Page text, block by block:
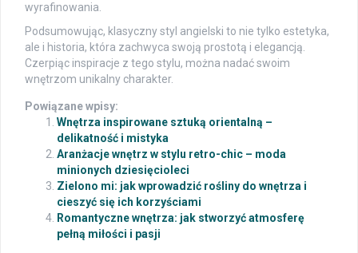
wyrafinowania.
Podsumowując, klasyczny styl angielski to nie tylko estetyka,
ale i historia, która zachwyca swoją prostotą i elegancją.
Czerpiąc inspiracje z tego stylu, można nadać swoim
wnętrzom unikalny charakter.
Powiązane wpisy:
Wnętrza inspirowane sztuką orientalną –
delikatność i mistyka
Aranżacje wnętrz w stylu retro-chic – moda
minionych dziesięcioleci
Zielono mi: jak wprowadzić rośliny do wnętrza i
cieszyć się ich korzyściami
Romantyczne wnętrza: jak stworzyć atmosferę
pełną miłości i pasji